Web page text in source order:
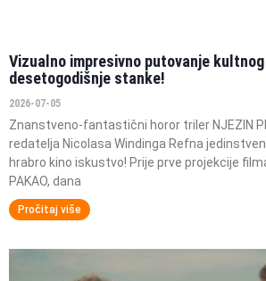
Vizualno impresivno putovanje
desetogodišnje stanke!
2026-07-05
Znanstveno-fantastični horor triler NJEZIN
redatelja Nicolasa Windinga Refna
hrabro kino iskustvo! Prije prve projekcije filma
PAKAO, dana
Pročitaj više